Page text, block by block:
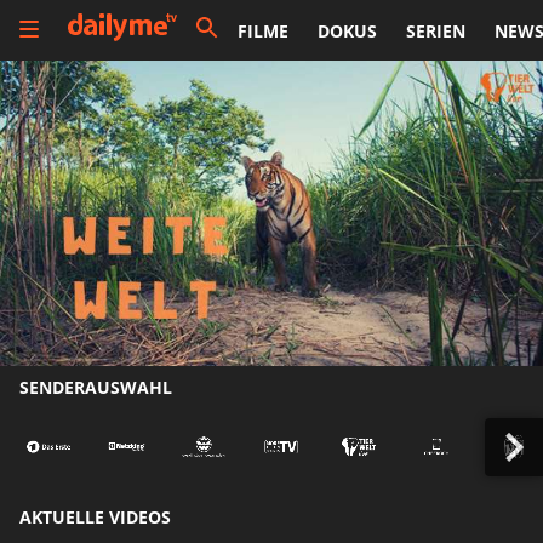
SENDERAUSWAHL
AKTUELLE VIDEOS
FILME DOKUS SERIEN NEWS